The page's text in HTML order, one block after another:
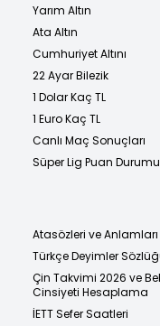
Yarım Altın
Ata Altın
Cumhuriyet Altını
22 Ayar Bilezik
1 Dolar Kaç TL
1 Euro Kaç TL
Canlı Maç Sonuçları
Süper Lig Puan Durumu
Atasözleri ve Anlamları
Türkçe Deyimler
Çin Takvimi 2026 ve
Cinsiyeti Hesaplama
İETT Sefer Saatleri